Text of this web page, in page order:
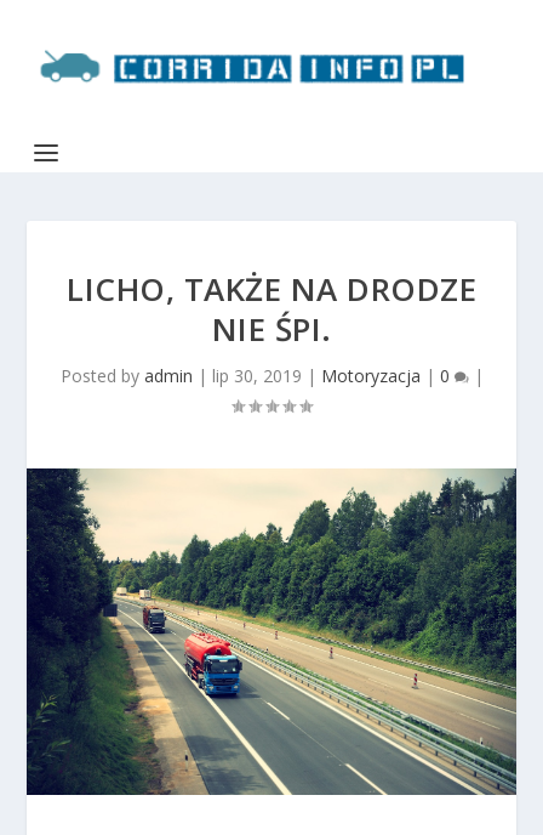
LICHO, TAKŻE NA DRODZE
NIE ŚPI.
Posted by admin | lip 30, 2019 | Motoryzacja | 0 |